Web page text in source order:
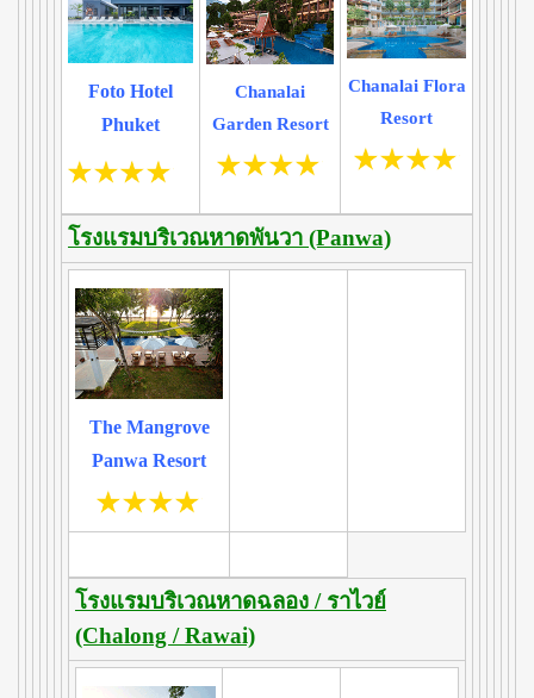
Foto Hotel
Phuket
Chanalai
Garden Resort
Chanalai Flora
Resort
โรงแรมบริเวณหาดพันวา (Panwa)
The Mangrove
Panwa Resort
โรงแรมบริเวณหาดฉลอง / ราไวย์
(Chalong / Rawai)